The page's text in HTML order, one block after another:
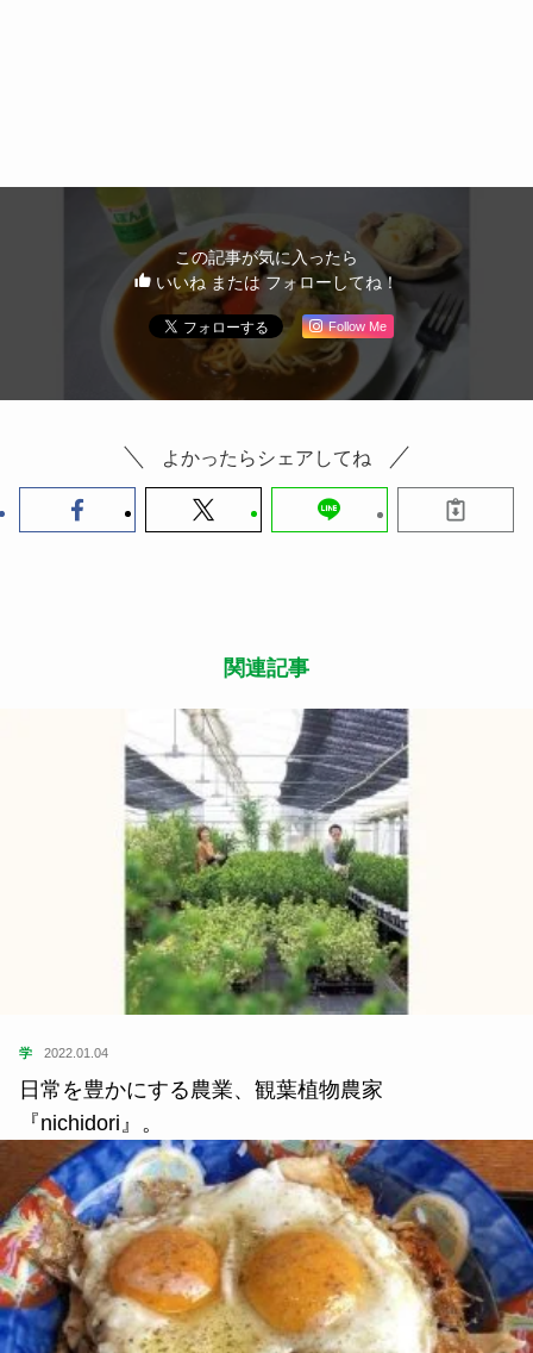
この記事が気に入ったら
いいね または フォローしてね！
Follow Me
よかったらシェアしてね
関連記事
学 2022.01.04
日常を豊かにする農業、観葉植物農家
『nichidori』。